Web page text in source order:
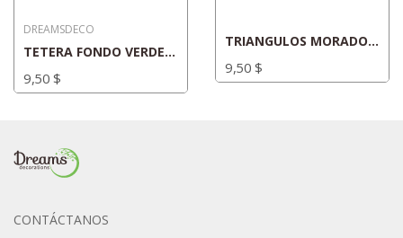
DREAMSDECO
TETERA FONDO VERDE_CN007
9,50 $
TRIANGULOS MORADOS_CN012
9,50 $
CONTÁCTANOS